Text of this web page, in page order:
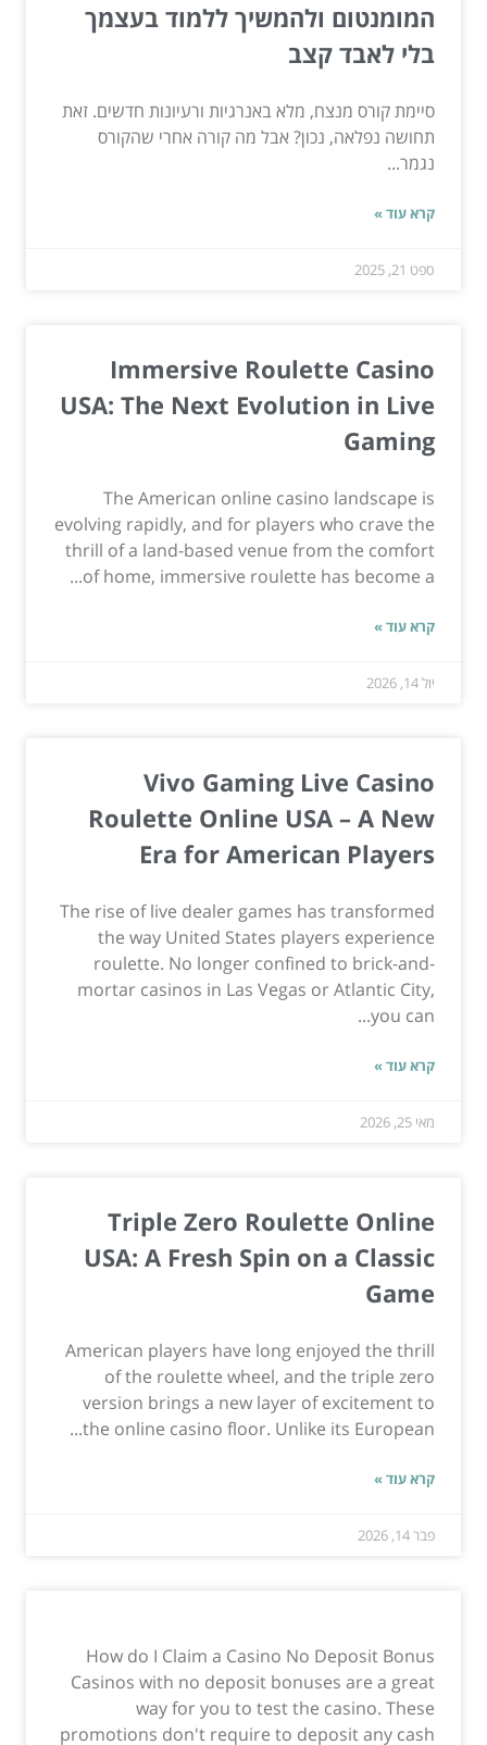
המומנטום ולהמשיך ללמוד בעצמך
בלי לאבד קצב
סיימת קורס מנצח, מלא באנרגיות ורעיונות חדשים. זאת
תחושה נפלאה, נכון? אבל מה קורה אחרי שהקורס
נגמר...
קרא עוד »
ספט 21, 2025
Immersive Roulette Casino
USA: The Next Evolution in Live
Gaming
The American online casino landscape is
evolving rapidly, and for players who crave the
thrill of a land-based venue from the comfort
of home, immersive roulette has become a...
קרא עוד »
יול 14, 2026
Vivo Gaming Live Casino
Roulette Online USA – A New
Era for American Players
The rise of live dealer games has transformed
the way United States players experience
roulette. No longer confined to brick-and-
mortar casinos in Las Vegas or Atlantic City,
you can...
קרא עוד »
מאי 25, 2026
Triple Zero Roulette Online
USA: A Fresh Spin on a Classic
Game
American players have long enjoyed the thrill
of the roulette wheel, and the triple zero
version brings a new layer of excitement to
the online casino floor. Unlike its European...
קרא עוד »
פבר 14, 2026
How do I Claim a Casino No Deposit Bonus
Casinos with no deposit bonuses are a great
way for you to test the casino. These
promotions don't require to deposit any cash